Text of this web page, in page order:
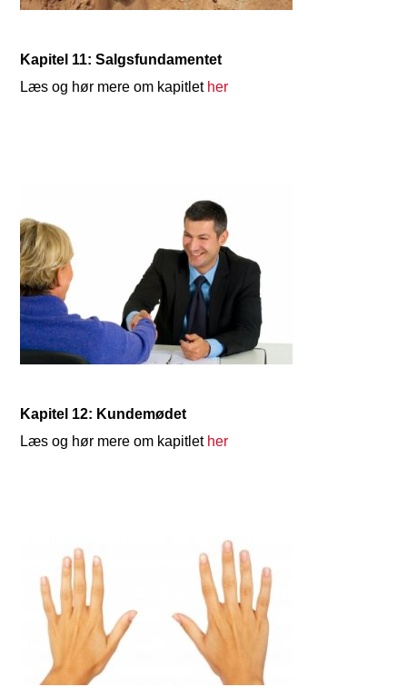
Kapitel 11: Salgsfundamentet
Læs og hør mere om kapitlet her
Kapitel 12: Kundemødet
Læs og hør mere om kapitlet her